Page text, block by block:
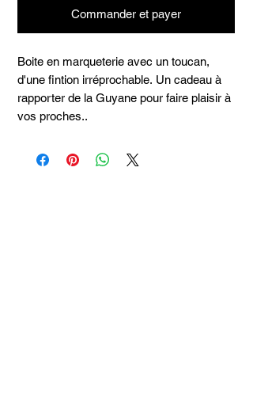
Commander et payer
Boite en marqueterie avec un toucan,
d'une fintion irréprochable. Un cadeau à
rapporter de la Guyane pour faire plaisir à
vos proches..